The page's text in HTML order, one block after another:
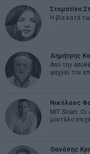
Σταματίνα
Η βία κατά
Δημήτρης
Από την
ψάχνει τον
Νικόλαος
MIT Sloan: Οι
μοντέλο
Θανάσης